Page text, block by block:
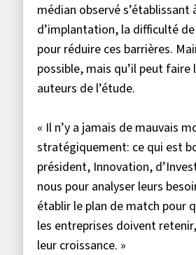
médian observé
d’implantation, la difficulté
pour réduire ces barrières.
possible, mais qu’il peut faire
auteurs de l’étude.
« Il n’y a jamais de mauvais
stratégiquement: ce qui est
président, Innovation,
nous pour analyser leurs
établir le plan de match pour
les entreprises doivent
leur croissance. »